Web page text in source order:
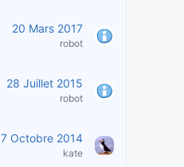
20 Mars 2017
robot
28 Juillet 2015
robot
7 Octobre 2014
kate